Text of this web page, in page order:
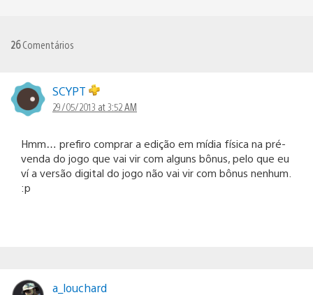
26Comentários
SCYPT
29/05/2013 at 3:52 AM
Hmm… prefiro comprar a edição em mídia física na pré-
venda do jogo que vai vir com alguns bônus, pelo que eu
ví a versão digital do jogo não vai vir com bônus nenhum.
:p
a_louchard